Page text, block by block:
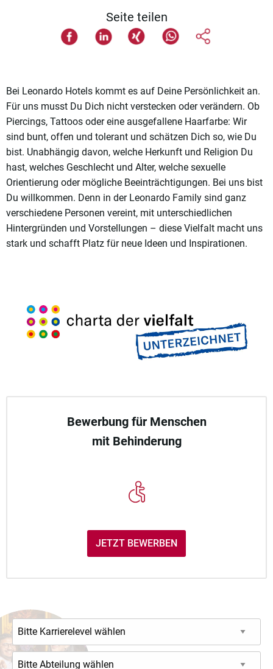
Seite teilen
Bei Leonardo Hotels kommt es auf Deine Persönlichkeit an.
Für uns musst Du Dich nicht verstecken oder verändern. Ob
Piercings, Tattoos oder eine ausgefallene Haarfarbe: Wir
sind bunt, offen und tolerant und schätzen Dich so, wie Du
bist. Unabhängig davon, welche Herkunft und Religion Du
hast, welches Geschlecht und Alter, welche sexuelle
Orientierung oder mögliche Beeinträchtigungen. Bei uns bist
Du willkommen. Denn in der Leonardo Family sind ganz
verschiedene Personen vereint, mit unterschiedlichen
Hintergründen und Vorstellungen – diese Vielfalt macht uns
stark und schafft Platz für neue Ideen und Inspirationen.
Bewerbung für Menschen
mit Behinderung
JETZT BEWERBEN